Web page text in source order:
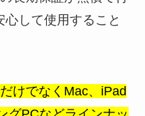
して使用すること
けでなくMac、iPad